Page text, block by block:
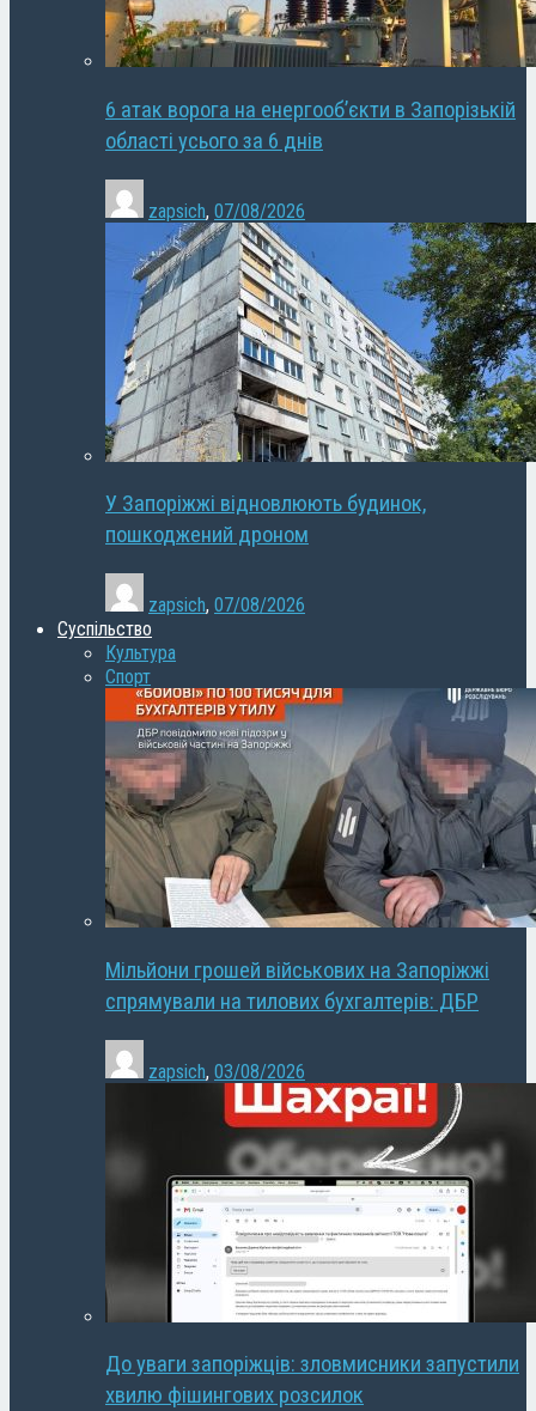
6 атак ворога на енергооб’єкти в Запорізькій
області усього за 6 днів
zapsich, 07/08/2026
У Запоріжжі відновлюють будинок,
пошкоджений дроном
zapsich, 07/08/2026
Суспільство
Культура
Спорт
Мільйони грошей військових на Запоріжжі
спрямували на тилових бухгалтерів: ДБР
zapsich, 03/08/2026
До уваги запоріжців: зловмисники запустили
хвилю фішингових розсилок